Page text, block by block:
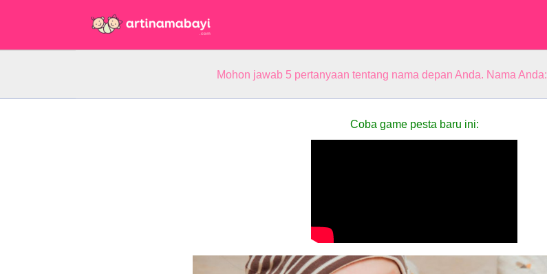
Mohon jawab 5 pertanyaan tentang nama depan Anda. Nama Anda:
Coba game pesta baru ini: